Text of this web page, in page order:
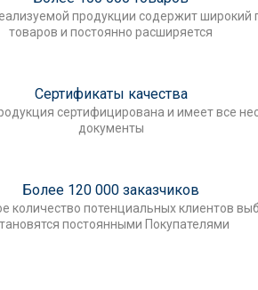
продукции содержит широкий
товаров и постоянно расширяется
Сертификаты качества
сертифицирована и имеет все
документы
Более 120 000 заказчиков
количество потенциальных клиентов
постоянными Покупателями